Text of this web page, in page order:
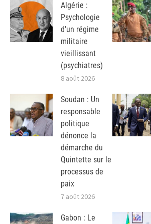
Algérie :
Psychologie
d’un régime
militaire
vieillissant
(psychiatres)
8 août 2026
Soudan : Un
responsable
politique
dénonce la
démarche du
Quintette sur le
processus de
paix
7 août 2026
Gabon : Le